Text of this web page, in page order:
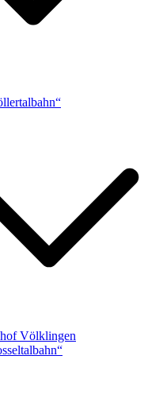
Völklingen